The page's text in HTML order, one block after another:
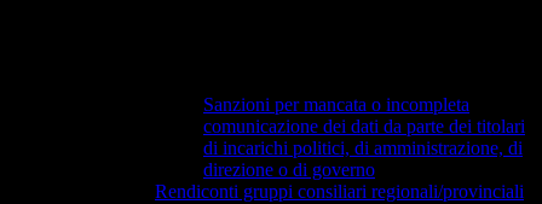
Sanzioni per mancata o incompleta
comunicazione dei dati da parte dei titolari
di incarichi politici, di amministrazione, di
direzione o di governo
Rendiconti gruppi consiliari regionali/provinciali